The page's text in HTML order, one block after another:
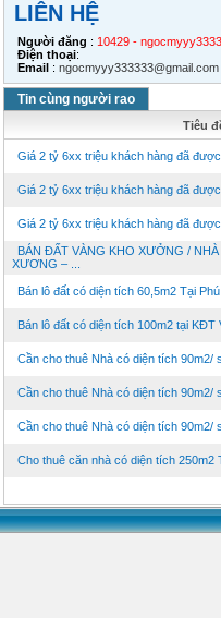
LIÊN HỆ
Người đăng : 10429 -
Điện thoại:
Email : ngocmyyy333333@gmail.com
Tin cùng người rao
Tiêu
Giá 2 tỷ 6xx triệu khách hàng đã
Giá 2 tỷ 6xx triệu khách hàng đã
Giá 2 tỷ 6xx triệu khách hàng đã
BÁN ĐẤT VÀNG KHO XƯỞNG /
XƯƠNG – ...
Bán lô đất có diện tích 60,5m2 Tại
Bán lô đất có diện tích 100m2 tại KĐT
Cần cho thuê Nhà có diện tích 90m2/
Cần cho thuê Nhà có diện tích 90m2/
Cần cho thuê Nhà có diện tích 90m2/
Cho thuê căn nhà có diện tích 250m2